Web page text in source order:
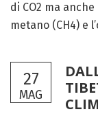
di CO2 ma
metano (CH4) e
27
MAG